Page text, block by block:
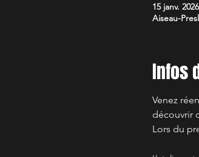
15 janv.
Aiseau-
Infos
Venez
découvrir
Lors du